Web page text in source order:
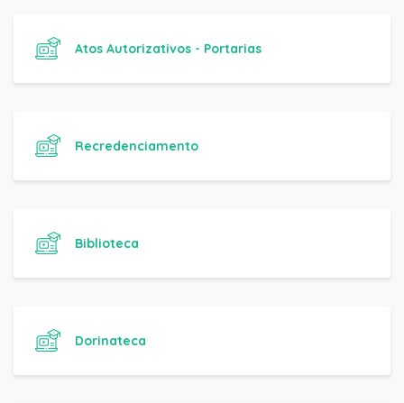
Atos Autorizativos - Portarias
Recredenciamento
Biblioteca
Dorinateca